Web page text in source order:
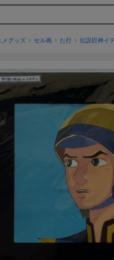
メグッズ セル画 た行 伝説巨神イ